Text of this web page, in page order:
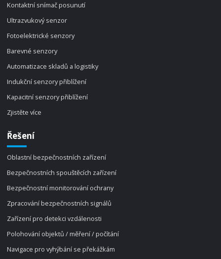
Kontaktní snímač posunutí
Ultrazvukový senzor
Fotoelektrické senzory
Barevné senzory
Automatizace skladů a logistiky
Indukční senzory přiblížení
Kapacitní senzory přiblížení
Zjistěte více
Řešení
Oblastní bezpečnostních zařízení
Bezpečnostních spouštěcích zařízení
Bezpečnostní monitorování ochrany
Zpracování bezpečnostních signálů
Zařízení pro detekci vzdálenosti
Polohování objektů / měření / počítání
Navigace pro vyhýbání se překážkám